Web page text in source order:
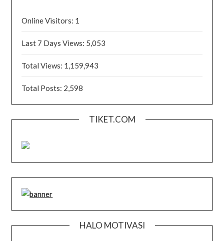
Online Visitors: 1
Last 7 Days Views: 5,053
Total Views: 1,159,943
Total Posts: 2,598
TIKET.COM
HALO MOTIVASI